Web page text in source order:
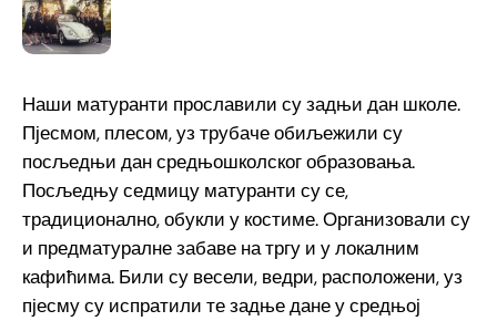
Наши матуранти прославили су задњи дан школе.
Пјесмом, плесом, уз трубаче обиљежили су
посљедњи дан средњошколског образовања.
Посљедњу седмицу матуранти су се,
традиционално, обукли у костиме. Организовали су
и предматуралне забаве на тргу и у локалним
кафићима. Били су весели, ведри, расположени, уз
пјесму су испратили те задње дане у средњој